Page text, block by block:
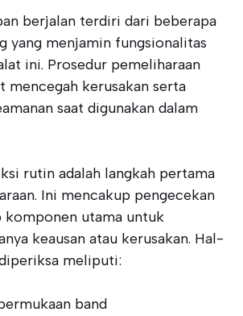
berjalan terdiri dari beberapa
yang menjamin fungsionalitas
ini. Prosedur pemeliharaan
mencegah kerusakan serta
saat digunakan dalam
rutin adalah langkah pertama
Ini mencakup pengecekan
komponen utama untuk
keausan atau kerusakan. Hal-
meliputi:
band